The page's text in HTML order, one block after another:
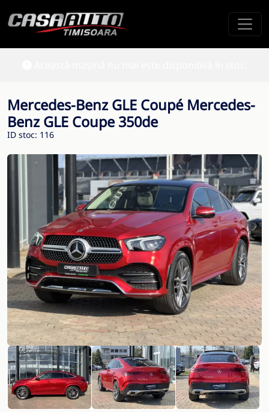
Mercedes-Benz GLE Coupé Mercedes-
Benz GLE Coupe 350de
ID stoc: 116